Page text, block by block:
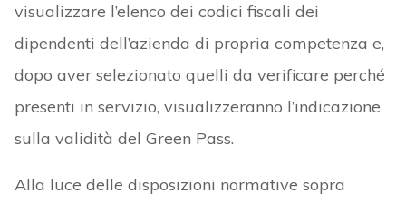
visualizzare l’elenco dei codici fiscali dei
dipendenti dell’azienda di propria competenza e,
dopo aver selezionato quelli da verificare perché
presenti in servizio, visualizzeranno l’indicazione
sulla validità del Green Pass.
Alla luce delle disposizioni normative sopra